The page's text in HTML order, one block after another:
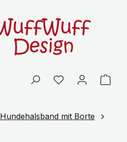
Hundehalsband mit Borte